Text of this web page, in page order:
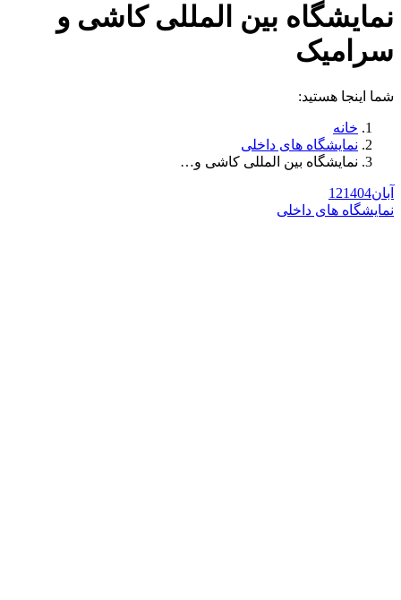
نمایشگاه بین المللی کاشی و
سرامیک
شما اینجا هستید:
خانه
نمایشگاه های داخلی
نمایشگاه بین المللی کاشی و…
آبان 121404
نمایشگاه های داخلی